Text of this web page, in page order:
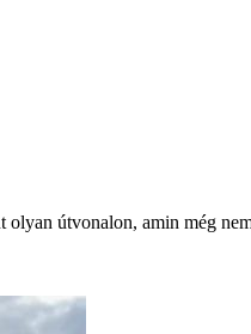
útvonalon, amin még